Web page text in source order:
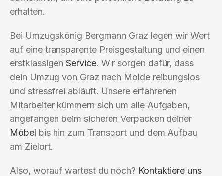
erhalten.
Bei Umzugskönig Bergmann Graz legen wir Wert
auf eine transparente Preisgestaltung und einen
erstklassigen Service. Wir sorgen dafür, dass
dein Umzug von Graz nach Molde reibungslos
und stressfrei abläuft. Unsere erfahrenen
Mitarbeiter kümmern sich um alle Aufgaben,
angefangen beim sicheren Verpacken deiner
Möbel bis hin zum Transport und dem Aufbau
am Zielort.
Also, worauf wartest du noch? Kontaktiere uns